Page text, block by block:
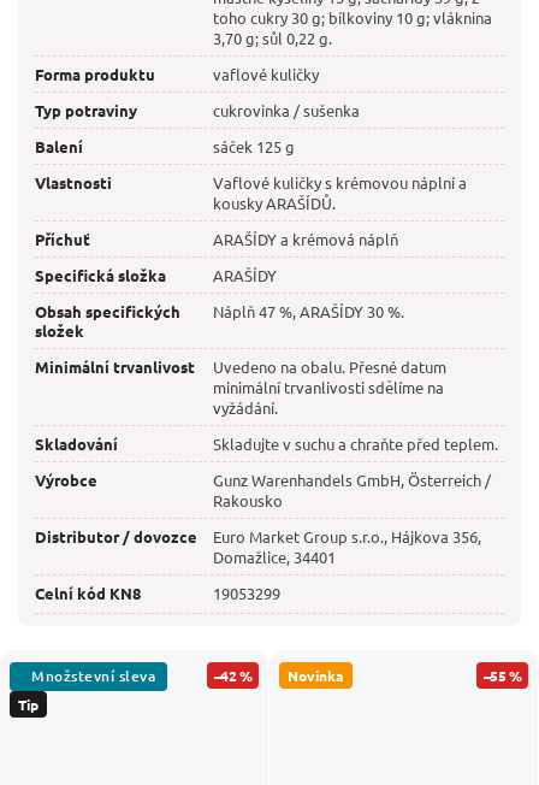
toho cukry 30 g; bílkoviny 10 g; vláknina
3,70 g; sůl 0,22 g.
Forma produktu
vaflové kuličky
Typ potraviny
cukrovinka / sušenka
Balení
sáček 125 g
Vlastnosti
Vaflové kuličky s krémovou náplní a
kousky ARAŠÍDŮ.
Příchuť
ARAŠÍDY a krémová náplň
Specifická složka
ARAŠÍDY
Obsah specifických
složek
Náplň 47 %, ARAŠÍDY 30 %.
Minimální trvanlivost
Uvedeno na obalu. Přesné datum
minimální trvanlivosti sdělíme na
vyžádání.
Skladování
Skladujte v suchu a chraňte před teplem.
Výrobce
Gunz Warenhandels GmbH, Österreich /
Rakousko
Distributor / dovozce
Euro Market Group s.r.o., Hájkova 356,
Domažlice, 34401
Celní kód KN8
19053299
Tip
–42 % Novinka –55 %